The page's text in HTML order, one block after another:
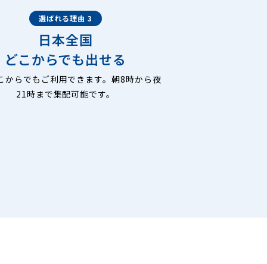
選ばれる理由 3
日本全国
どこからでも出せる
からでもご利用できます。朝8時から夜
21時まで集配可能です。